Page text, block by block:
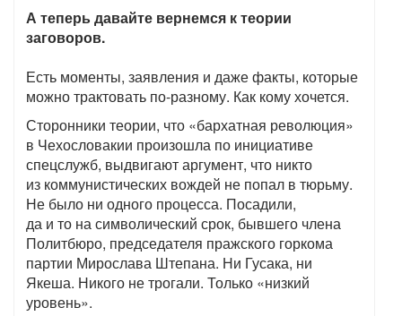
А теперь давайте вернемся к теории
заговоров.
Есть моменты, заявления и даже факты, которые
можно трактовать по-разному. Как кому хочется.
Сторонники теории, что «бархатная революция»
в Чехословакии произошла по инициативе
спецслужб, выдвигают аргумент, что никто
из коммунистических вождей не попал в тюрьму.
Не было ни одного процесса. Посадили,
да и то на символический срок, бывшего члена
Политбюро, председателя пражского горкома
партии Мирослава Штепана. Ни Гусака, ни
Якеша. Никого не трогали. Только «низкий
уровень».